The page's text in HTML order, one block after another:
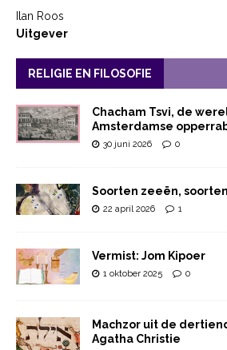
Ilan Roos
Uitgever
RELIGIE EN FILOSOFIE
Chacham Tsvi, de
Amsterdamse
30 juni 2026 0
Soorten zeeën,
22 april 2026 1
Vermist: Jom Kipoer
1 oktober 2025 0
Machzor uit de
Agatha Christie